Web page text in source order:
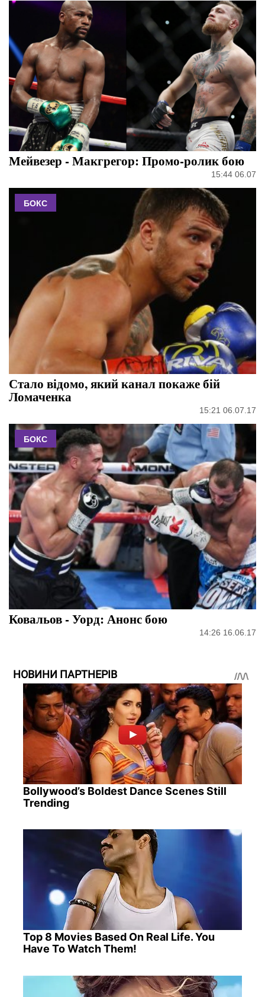
Мейвезер - Макгрегор: Промо-ролик бою
15:44 06.07
БОКС
Стало відомо, який канал покаже бій
Ломаченка
15:21 06.07.17
БОКС
Ковальов - Уорд: Анонс бою
14:26 16.06.17
НОВИНИ ПАРТНЕРІВ
Bollywood’s Boldest Dance Scenes Still
Trending
Top 8 Movies Based On Real Life. You
Have To Watch Them!